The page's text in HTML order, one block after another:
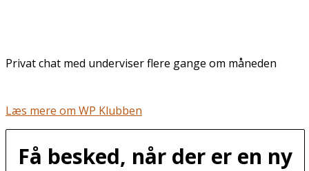
Privat chat med underviser flere gange om måneden
Læs mere om WP Klubben
Få besked, når der er en ny